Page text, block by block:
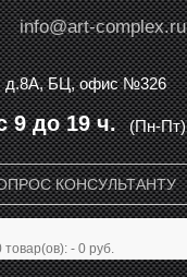
info@art-complex.ru
д.8А, БЦ, офис №326
(Пн-Пт)
9 до 19 ч.
КОНСУЛЬТАНТУ
товар(ов): - 0 руб.